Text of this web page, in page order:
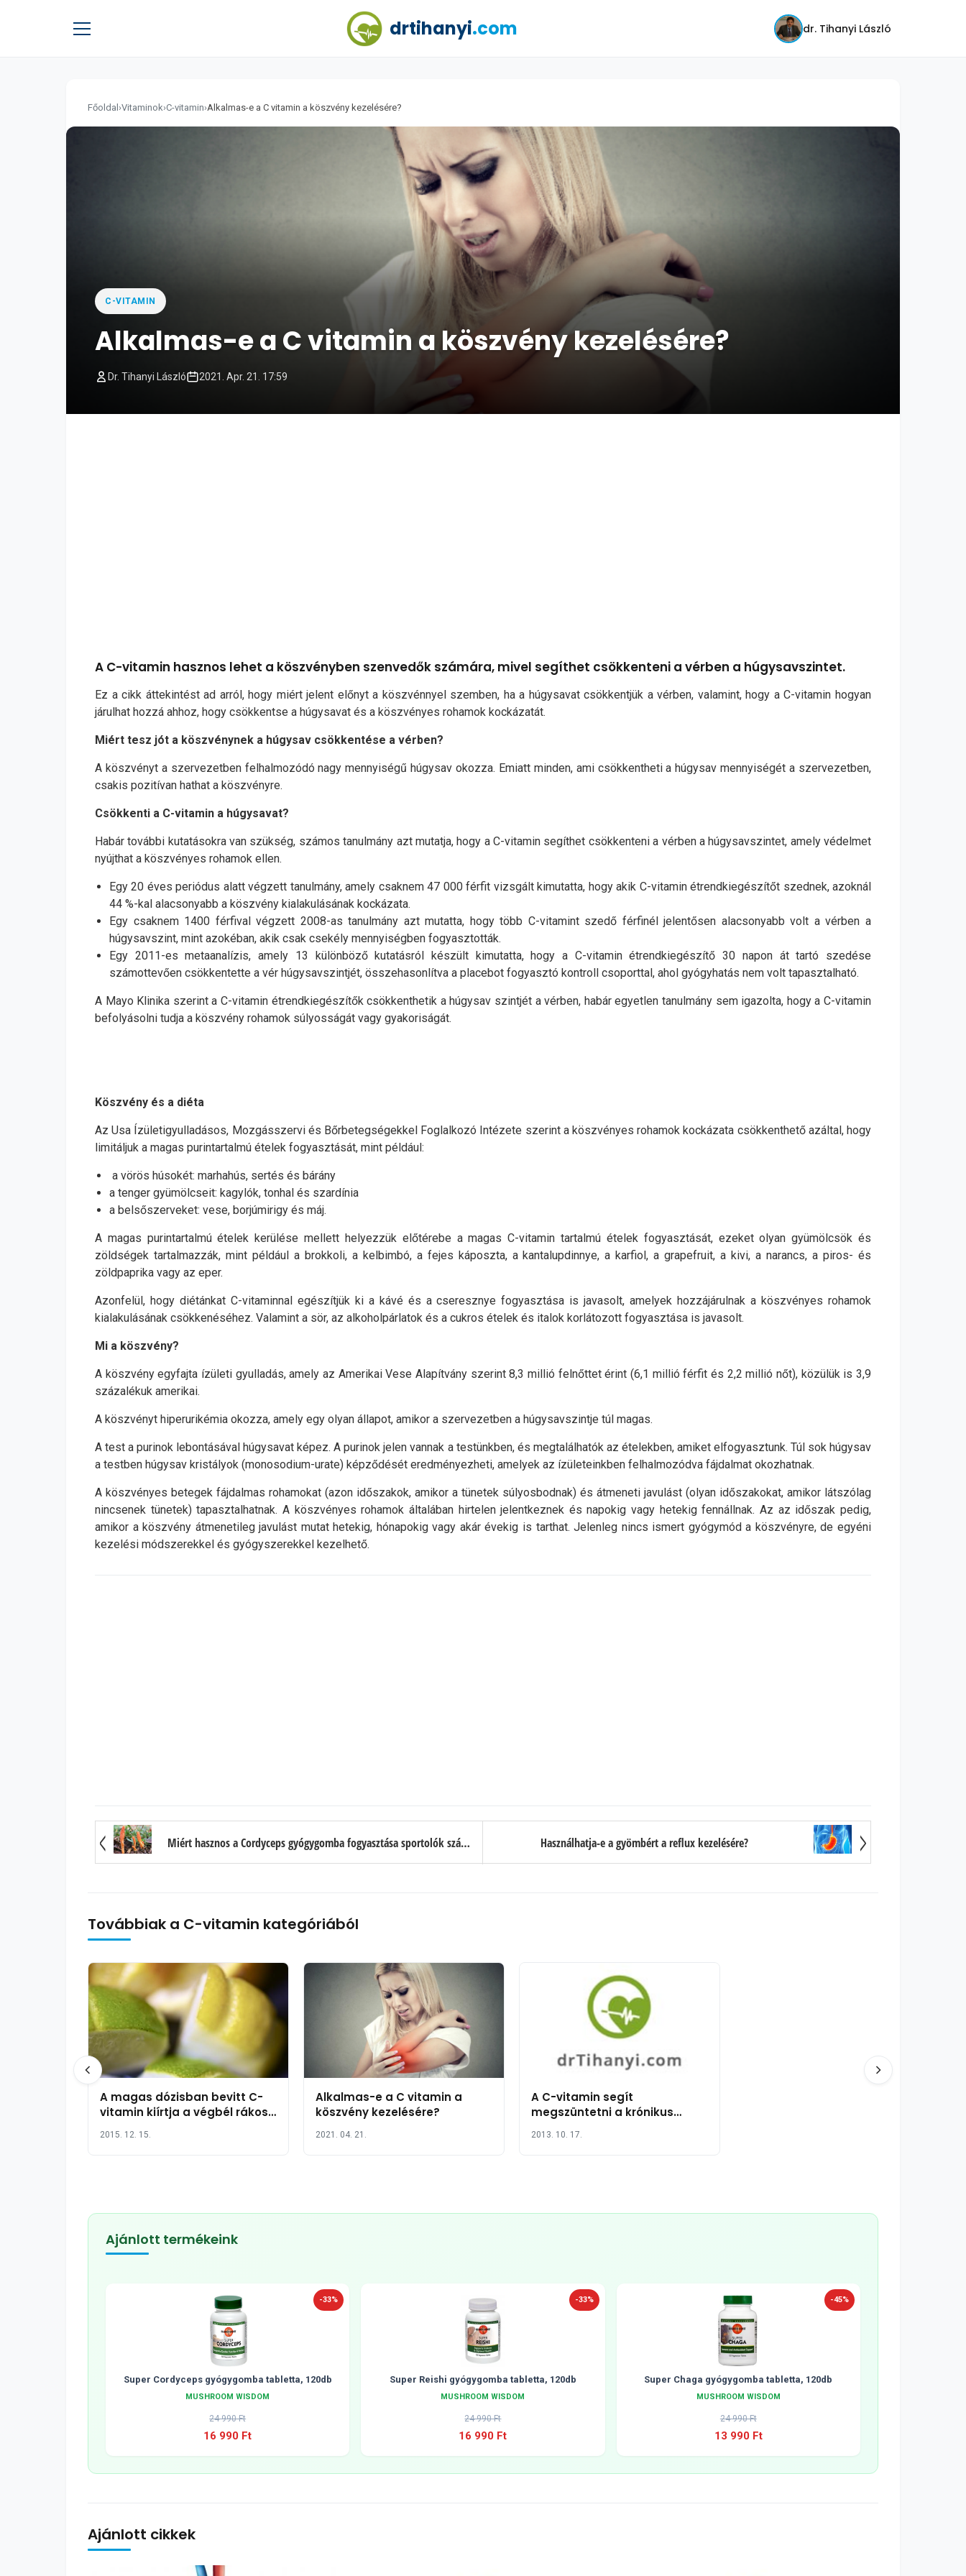
drtihanyi.com dr. Tihanyi László
Főoldal ›Vitaminok›C-vitamin›Alkalmas-e a C vitamin a köszvény kezelésére?
C-VITAMIN
Alkalmas-e a C vitamin a köszvény kezelésére?
Dr. Tihanyi László 2021. Apr. 21. 17:59
A C-vitamin hasznos lehet a köszvényben szenvedők számára, mivel segíthet csökkenteni a vérben a húgysavszintet.
Ez a cikk áttekintést ad arról, hogy miért jelent előnyt a köszvénnyel szemben, ha a húgysavat csökkentjük a vérben, valamint, hogy a C-vitamin hogyan
járulhat hozzá ahhoz, hogy csökkentse a húgysavat és a köszvényes rohamok kockázatát.
Miért tesz jót a köszvénynek a húgysav csökkentése a vérben?
A köszvényt a szervezetben felhalmozódó nagy mennyiségű húgysav okozza. Emiatt minden, ami csökkentheti a húgysav mennyiségét a szervezetben,
csakis pozitívan hathat a köszvényre.
Csökkenti a C-vitamin a húgysavat?
Habár további kutatásokra van szükség, számos tanulmány azt mutatja, hogy a C-vitamin segíthet csökkenteni a vérben a húgysavszintet, amely védelmet
nyújthat a köszvényes rohamok ellen.
Egy 20 éves periódus alatt végzett tanulmány, amely csaknem 47 000 férfit vizsgált kimutatta, hogy akik C-vitamin étrendkiegészítőt szednek, azoknál
44 %-kal alacsonyabb a köszvény kialakulásának kockázata.
Egy csaknem 1400 férfival végzett 2008-as tanulmány azt mutatta, hogy több C-vitamint szedő férfinél jelentősen alacsonyabb volt a vérben a
húgysavszint, mint azokéban, akik csak csekély mennyiségben fogyasztották.
Egy 2011-es metaanalízis, amely 13 különböző kutatásról készült kimutatta, hogy a C-vitamin étrendkiegészítő 30 napon át tartó szedése
számottevően csökkentette a vér húgysavszintjét, összehasonlítva a placebot fogyasztó kontroll csoporttal, ahol gyógyhatás nem volt tapasztalható.
A Mayo Klinika szerint a C-vitamin étrendkiegészítők csökkenthetik a húgysav szintjét a vérben, habár egyetlen tanulmány sem igazolta, hogy a C-vitamin
befolyásolni tudja a köszvény rohamok súlyosságát vagy gyakoriságát.
Köszvény és a diéta
Az Usa Ízületigyulladásos, Mozgásszervi és Bőrbetegségekkel Foglalkozó Intézete szerint a köszvényes rohamok kockázata csökkenthető azáltal, hogy
limitáljuk a magas purintartalmú ételek fogyasztását, mint például:
a vörös húsokét: marhahús, sertés és bárány
a tenger gyümölcseit: kagylók, tonhal és szardínia
a belsőszerveket: vese, borjúmirigy és máj.
A magas purintartalmú ételek kerülése mellett helyezzük előtérebe a magas C-vitamin tartalmú ételek fogyasztását, ezeket olyan gyümölcsök és
zöldségek tartalmazzák, mint például a brokkoli, a kelbimbó, a fejes káposzta, a kantalupdinnye, a karfiol, a grapefruit, a kivi, a narancs, a piros- és
zöldpaprika vagy az eper.
Azonfelül, hogy diétánkat C-vitaminnal egészítjük ki a kávé és a cseresznye fogyasztása is javasolt, amelyek hozzájárulnak a köszvényes rohamok
kialakulásának csökkenéséhez. Valamint a sör, az alkoholpárlatok és a cukros ételek és italok korlátozott fogyasztása is javasolt.
Mi a köszvény?
A köszvény egyfajta ízületi gyulladás, amely az Amerikai Vese Alapítvány szerint 8,3 millió felnőttet érint (6,1 millió férfit és 2,2 millió nőt), közülük is 3,9
százalékuk amerikai.
A köszvényt hiperurikémia okozza, amely egy olyan állapot, amikor a szervezetben a húgysavszintje túl magas.
A test a purinok lebontásával húgysavat képez. A purinok jelen vannak a testünkben, és megtalálhatók az ételekben, amiket elfogyasztunk. Túl sok húgysav
a testben húgysav kristályok (monosodium-urate) képződését eredményezheti, amelyek az ízületeinkben felhalmozódva fájdalmat okozhatnak.
A köszvényes betegek fájdalmas rohamokat (azon időszakok, amikor a tünetek súlyosbodnak) és átmeneti javulást (olyan időszakokat, amikor látszólag
nincsenek tünetek) tapasztalhatnak. A köszvényes rohamok általában hirtelen jelentkeznek és napokig vagy hetekig fennállnak. Az az időszak pedig,
amikor a köszvény átmenetileg javulást mutat hetekig, hónapokig vagy akár évekig is tarthat. Jelenleg nincs ismert gyógymód a köszvényre, de egyéni
kezelési módszerekkel és gyógyszerekkel kezelhető.
Miért hasznos a Cordyceps gyógygomba fogyasztása sportolók számára Használhatja-e a gyömbért a reflux kezelésére?
Továbbiak a C-vitamin kategóriából
A magas dózisban bevitt C-
vitamin kiírtja a végbél rákos
2015. 12. 15.
Alkalmas-e a C vitamin a
köszvény kezelésére?
2021. 04. 21.
A C-vitamin segít
megszüntetni a krónikus
2013. 10. 17.
Ajánlott termékeink
-33%
Super Cordyceps gyógygomba tabletta, 120db
MUSHROOM WISDOM
24 990 Ft
16 990 Ft
-33%
Super Reishi gyógygomba tabletta, 120db
MUSHROOM WISDOM
24 990 Ft
16 990 Ft
-45%
Super Chaga gyógygomba tabletta, 120db
MUSHROOM WISDOM
24 990 Ft
13 990 Ft
Ajánlott cikkek